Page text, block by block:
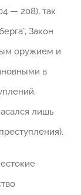
— 208), так
Закон
оружием и
в
лишь